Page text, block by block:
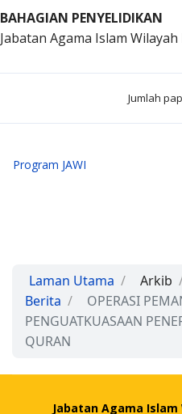
BAHAGIAN PENYELIDIKAN
Jabatan Agama Islam
Jumlah
Program JAWI
Laman Utama Arkib
Berita
OPERASI
PENGUATKUASAAN
QURAN
Jabatan Agama